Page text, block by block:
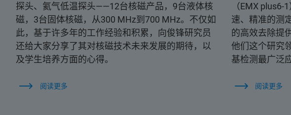
探头、氦气低温探头——12台核磁产品，9台液体核
磁，3台固体核磁，从300 MHz到700 MHz。不仅如
此，基于许多年的工作经验和积累，向俊锋研究员
还给大家分享了其对核磁技术未来发展的期待，以
及学生培养方面的心得。
阅读更多
（EMX
速、精准的测
的高效去除提
他们这个研究
基检测最广泛
阅读更多